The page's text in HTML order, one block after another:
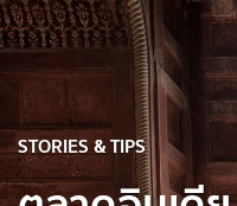
STORIES & TIPS